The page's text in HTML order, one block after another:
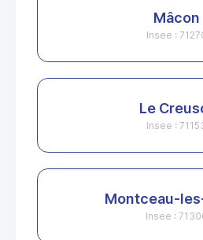
Mâcon
Insee :
Le
Insee :
Montceau-
Insee :